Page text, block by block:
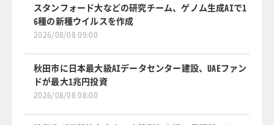
スタンフォード大などの研究チーム、ゲノム生成AIで1
6種の新種ウイルスを作成
2026/08/08 09:00
秋田市に日本最大級AIデータセンター建設、UAEファン
ドが最大1兆円投資
2026/08/08 08:00